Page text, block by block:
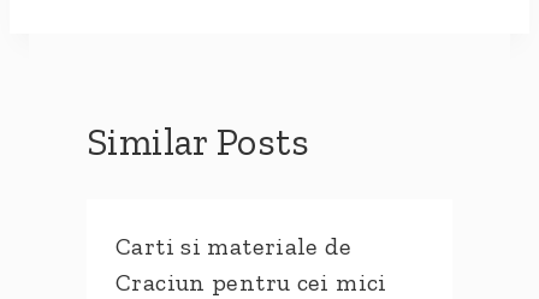
Similar Posts
Carti si materiale de
Craciun pentru cei mici